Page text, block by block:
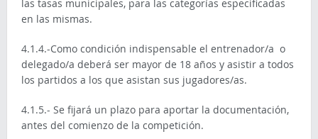
las tasas municipales, para las categorías especificadas
en las mismas.
4.1.4.-Como condición indispensable el entrenador/a o
delegado/a deberá ser mayor de 18 años y asistir a todos
los partidos a los que asistan sus jugadores/as.
4.1.5.- Se fijará un plazo para aportar la documentación,
antes del comienzo de la competición.